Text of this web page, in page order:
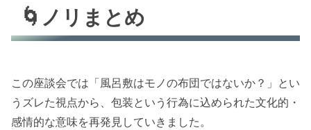
🌀ノリまとめ
この座談会では「風呂敷はモノの布団ではないか？」とい
うズレた視点から、包装という行為に込められた文化的・
感情的な意味を再発見していきました。